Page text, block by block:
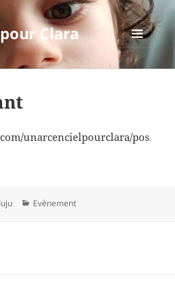
Clara
MENU
ET
unarcencielpourclara/pos
Catégories
Evènement